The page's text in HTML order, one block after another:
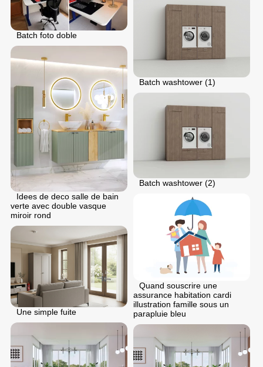
Batch foto doble
Batch washtower (1)
Idees de deco salle de bain
verte avec double vasque
miroir rond
Batch washtower (2)
Quand souscrire une
assurance habitation cardi
illustration famille sous un
parapluie bleu
Une simple fuite